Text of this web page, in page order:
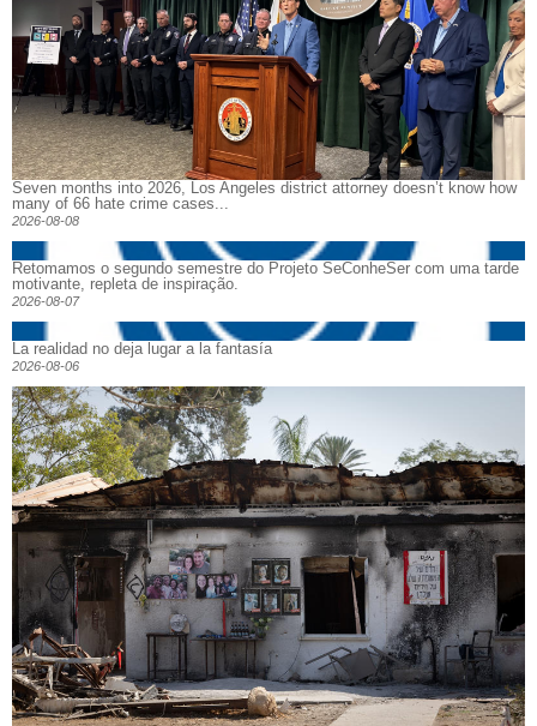
Seven months into 2026, Los Angeles district attorney doesn’t know how
many of 66 hate crime cases...
2026-08-08
Retomamos o segundo semestre do Projeto SeConheSer com uma tarde
motivante, repleta de inspiração.
2026-08-07
La realidad no deja lugar a la fantasía
2026-08-06